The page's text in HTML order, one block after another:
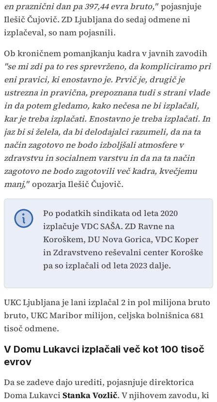
en praznični dan pa 397,44 evra bruto," pojasnjuje
Ilešič Čujovič. ZD Ljubljana do sedaj odmene ni
izplačeval, so nam pojasnili.
Ob kroničnem pomanjkanju kadra v javnih zavodih
"se mi zdi pa to res sprevrženo, da kompliciramo pri
eni pravici, ki enostavno je. Prvič je, drugič je
ustrezna in pravična, prepoznana tudi s strani vlade
in da potem gledamo, kako nečesa ne bi izplačali,
kar je treba izplačati. Enostavno je treba izplačati. In
jaz bi si želela, da bi delodajalci razumeli, da na ta
način zagotovo ne bodo izboljšali atmosfere v
zdravstvu in socialnem varstvu in da na ta način
zagotovo ne bodo zagotovili več kadra, kvečjemu
manj," opozarja Ilešič Čujovič.
Po podatkih sindikata od leta 2020
izplačuje VDC SAŠA. ZD Ravne na
Koroškem, DU Nova Gorica, VDC Koper
in Zdravstveno reševalni center Koroške
pa so izplačali od leta 2023 dalje.
UKC Ljubljana je lani izplačal 2 in pol milijona bruto
bruto, UKC Maribor milijon, celjska bolnišnica 681
tisoč odmene.
V Domu Lukavci izplačali več kot 100 tisoč
evrov
Da se zadeve dajo urediti, pojasnjuje direktorica
Doma Lukavci Stanka Vozlič. V njihovem zavodu, ki